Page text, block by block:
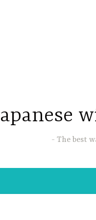
The best